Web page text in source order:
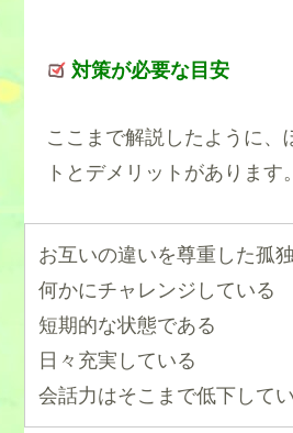
対策が必要な目安
ここまで解説したように、
トとデメリットがあります
お互いの違いを尊重した孤
何かにチャレンジしている
短期的な状態である
日々充実している
会話力はそこまで低下して